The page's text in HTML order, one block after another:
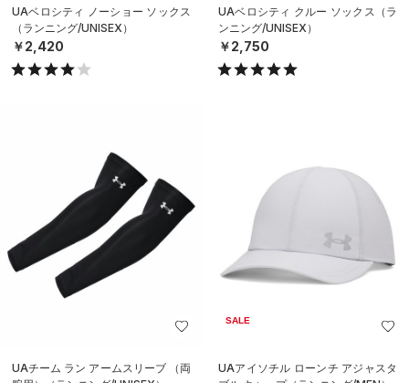
UAベロシティ ノーショー ソックス
（ランニング/UNISEX）
￥2,420
UAベロシティ クルー ソックス（ラ
ンニング/UNISEX）
￥2,750
UAチーム ラン アームスリーブ （両
SALE
UAアイソチル ローンチ アジャスタ